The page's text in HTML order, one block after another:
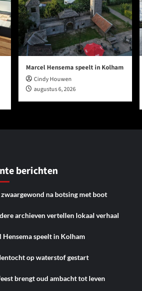
Marcel Hensema speelt in Kolham
Cindy Houwen
augustus 6, 2026
berichten
na botsing met boot
archieven vertellen lokaal verhaal
Hensema speelt in Kolham
op waterstof gestart
brengt oud ambacht tot leven